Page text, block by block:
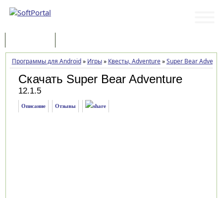
Программы для Android» Игры» Квесты, Adventure»Super Bear
Скачать Super Bear Adventure
12.1.5
Описание Отзывы